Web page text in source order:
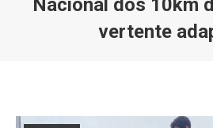
Nacional dos 10km
vertente